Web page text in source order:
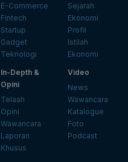
E-Commerce
Fintech
Startup
Gadget
Teknologi
Sejarah
Ekonomi
Profil
Istilah
Ekonomi
In-Depth &
Opini
Telaah
Opini
Wawancara
Laporan
Khusus
Video
News
Wawancara
Katalogue
Foto
Podcast